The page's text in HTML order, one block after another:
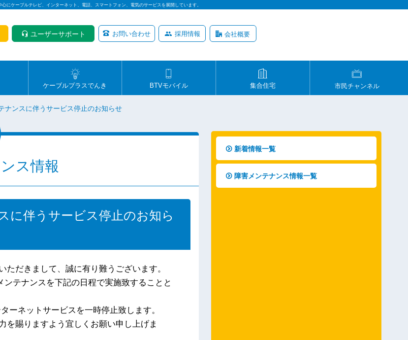
にケーブルテレビ、インターネット、電話、スマートフォン、電気のサービスを展開しています。
ユーザーサポート お問い合わせ 採用情報 会社概要
ケーブルプラスでんき BTVモバイル 集合住宅 市民チャンネル
ナンスに伴うサービス停止のお知らせ
ス情報
に伴うサービス停止のお知ら
だきまして、誠に有り難うございます。
テナンスを下記の日程で実施致することと
ーネットサービスを一時停止致します。
を賜りますよう宜しくお願い申し上げま
新着情報一覧
障害メンテナンス情報一覧